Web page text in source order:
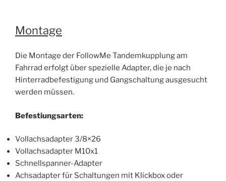
Montage
Die Montage der FollowMe Tandemkupplung am
Fahrrad erfolgt über spezielle Adapter, die je nach
Hinterradbefestigung und Gangschaltung ausgesucht
werden müssen.
Befestiungsarten:
Vollachsadapter 3/8×26
Vollachsadapter M10x1
Schnellspanner-Adapter
Achsadapter für Schaltungen mit Klickbox oder